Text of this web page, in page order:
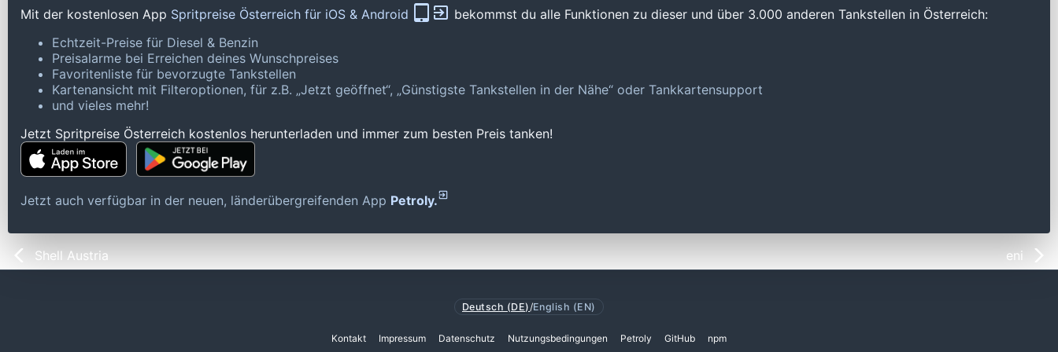
Mit der kostenlosen App Spritpreise Österreich für iOS & Android
bekommst du alle Funktionen zu dieser und über 3.000 anderen Tankstellen in Österreich:
Echtzeit-Preise für Diesel & Benzin
Preisalarme bei Erreichen deines Wunschpreises
Favoritenliste für bevorzugte Tankstellen
Kartenansicht mit Filteroptionen, für z.B. „Jetzt geöffnet“, „Günstigste Tankstellen in der Nähe“ oder Tankkartensupport
und vieles mehr!
Jetzt Spritpreise Österreich kostenlos herunterladen und immer zum besten Preis tanken!
Jetzt auch verfügbar in der neuen, länderübergreifenden App Petroly.
Shell Austria eni
Deutsch (DE) /English (EN)
Kontakt Impressum Datenschutz Nutzungsbedingungen Petroly GitHub npm